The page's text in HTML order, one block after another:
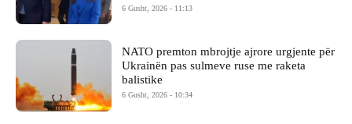
6 Gusht, 2026 - 11:13
NATO premton mbrojtje ajrore urgjente për
Ukrainën pas sulmeve ruse me raketa
balistike
6 Gusht, 2026 - 10:34